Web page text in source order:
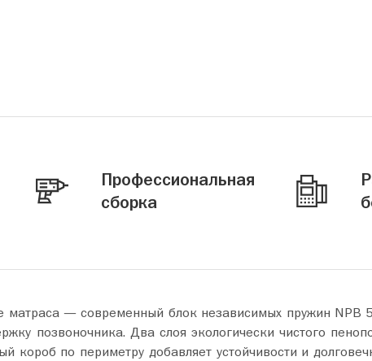
Профессиональная
сборка
матраса — современный блок независимых пружин
позвоночника. Два слоя экологически чистого
по периметру добавляет устойчивости и